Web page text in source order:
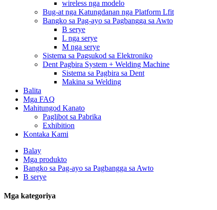
wireless nga modelo
Bug-at nga Katungdanan nga Platform Lfit
Bangko sa Pag-ayo sa Pagbangga sa Awto
B serye
L nga serye
M nga serye
Sistema sa Pagsukod sa Elektroniko
Dent Pagbira System + Welding Machine
Sistema sa Pagbira sa Dent
Makina sa Welding
Balita
Mga FAQ
Mahitungod Kanato
Paglibot sa Pabrika
Exhibition
Kontaka Kami
Balay
Mga produkto
Bangko sa Pag-ayo sa Pagbangga sa Awto
B serye
Mga kategoriya